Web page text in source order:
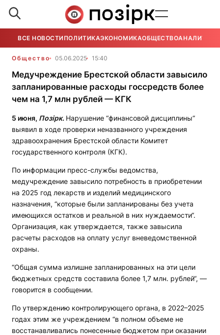
ВСЕ НОВОСТИ ПОЛИТИКАЭКОНОМИКАОБЩЕСТВОАНАЛИТИКА
Общество 05.06.2025 15:40
Медучреждение Брестской области завысило
запланированные расходы госсредств более
чем на 1,7 млн рублей — КГК
5 июня, Позірк. Нарушение “финансовой дисциплины“
выявил в ходе проверки неназванного учреждения
здравоохранения Брестской области Комитет
государственного контроля (КГК).
По информации пресс-службы ведомства,
медучреждение завысило потребность в приобретении
на 2025 год лекарств и изделий медицинского
назначения, “которые были запланированы без учета
имеющихся остатков и реальной в них нуждаемости“.
Организация, как утверждается, также завысила
расчеты расходов на оплату услуг вневедомственной
охраны.
“Общая сумма излишне запланированных на эти цели
бюджетных средств составила более 1,7 млн. рублей“, —
говорится в сообщении.
По утверждению контролирующего органа, в 2022–2025
годах этим же учреждением “в полном объеме не
восстанавливались понесенные бюджетом при оказании